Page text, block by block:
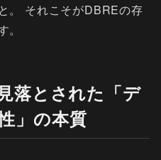
。 それこそがDBREの存
落とされた「デ
」の本質